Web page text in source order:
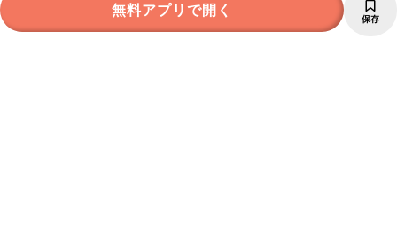
無料アプリで開く 保存